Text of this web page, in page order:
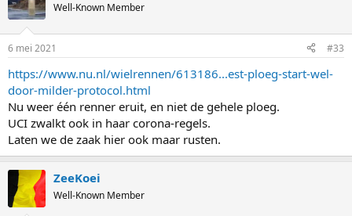
Deze regeling, alsook de jokerregeling, is ook een beetje in het leven
geroepen om het spel zelf te beschermen. Het duurt een heel
seizoen, langer dan het schaatsseizoen.
Als je meteen in het begin al flink achter ligt door een keer te laat
inzenden of door dit soort DNS-achterstand, en we raken nog een
paar mensen kwijt dan kun je wel ophouden.
Nu is het zo dat degene die nog snel kan reageren een vervanger
op mag stellen, en een ander niet. Ik vond dat scheef.
Well-Known Member
6 mei 2021 #33
https://www.nu.nl/wielrennen/613186...est-ploeg-start-wel-
door-milder-protocol.html
Nu weer één renner eruit, en niet de gehele ploeg.
UCI zwalkt ook in haar corona-regels.
Laten we de zaak hier ook maar rusten.
ZeeKoei
Well-Known Member